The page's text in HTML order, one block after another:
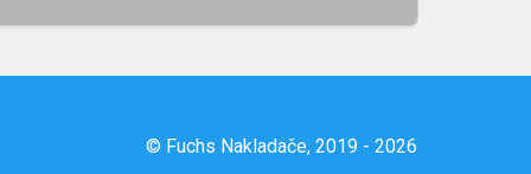
© Fuchs Nakladače, 2019 - 2026